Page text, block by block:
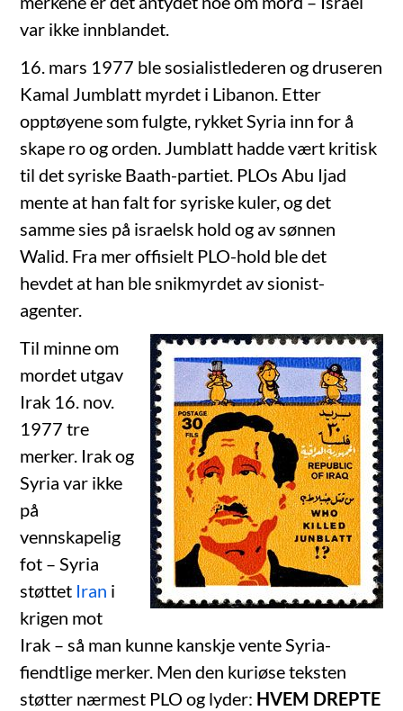
var ikke innblandet.
16. mars 1977 ble sosialistlederen og druseren
Kamal Jumblatt myrdet i Libanon. Etter
opptøyene som fulgte, rykket Syria inn for å
skape ro og orden. Jumblatt hadde vært kritisk
til det syriske Baath-partiet. PLOs Abu Ijad
mente at han falt for syriske kuler, og det
samme sies på israelsk hold og av sønnen
Walid. Fra mer offisielt PLO-hold ble det
hevdet at han ble snikmyrdet av sionist-
agenter.
Til minne om
mordet utgav
Irak 16. nov.
1977 tre
merker. Irak og
Syria var ikke
på
vennskapelig
fot – Syria
støttet Iran i
krigen mot
Irak – så man kunne kanskje vente Syria-
fiendtlige merker. Men den kuriøse teksten
støtter nærmest PLO og lyder: HVEM DREPTE